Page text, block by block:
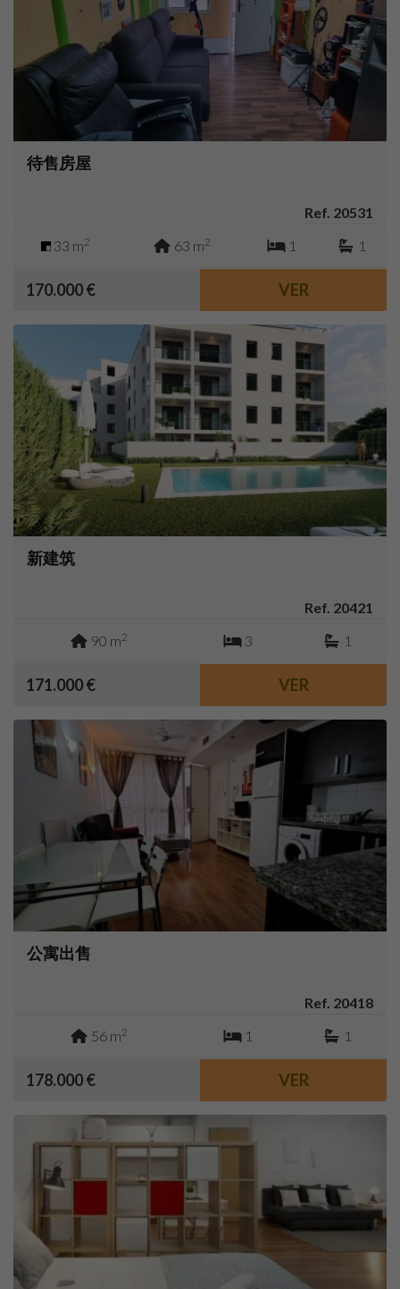
待售房屋
Ref. 20531
33 m2 63 m2 1 1
170.000 € VER
新建筑
Ref. 20421
90 m2 3 1
171.000 € VER
公寓出售
Ref. 20418
56 m2 1 1
178.000 € VER